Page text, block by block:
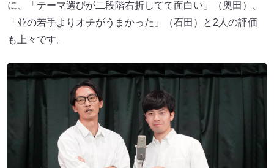
に、「テーマ選びが二段階右折してて面白い」（奥田）、
「並の若手よりオチがうまかった」（石田）と2人の評価
も上々です。